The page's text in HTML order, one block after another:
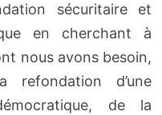
sécuritaire et
en cherchant à
nous avons besoin,
d’une
de la